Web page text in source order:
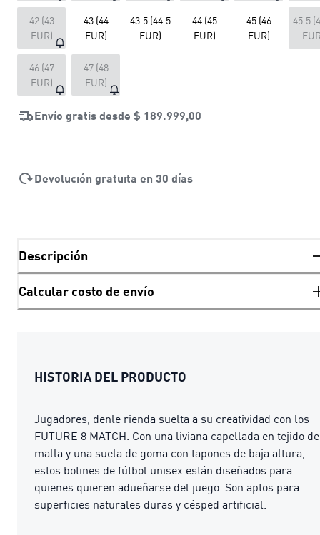
42 (43
EUR)
43 (44
EUR)
43.5 (44.5
EUR)
44 (45
EUR)
45 (46
EUR)
45.5
46 (47
EUR)
47 (48
EUR)
Envío gratis desde $ 189.999,00
Devolución gratuita en 30 días
Descripción
Calcular costo de envío
HISTORIA DEL PRODUCTO
Jugadores, denle rienda suelta a su creatividad con los
FUTURE 8 MATCH. Con una liviana capellada en tejido de
malla y una suela de goma con tapones de baja altura,
estos botines de fútbol unisex están diseñados para
quienes quieren adueñarse del juego. Son aptos para
superficies naturales duras y césped artificial.